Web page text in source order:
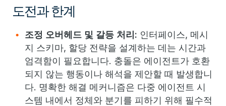
도전과 한계
조정 오버헤드 및 갈등 처리: 인터페이스, 메시
지 스키마, 할당 전략을 설계하는 데는 시간과
엄격함이 필요합니다. 충돌은 에이전트가 호환
되지 않는 행동이나 해석을 제안할 때 발생합니
다. 명확한 해결 메커니즘은 다중 에이전트 시
스템 내에서 정체와 분기를 피하기 위해 필수적